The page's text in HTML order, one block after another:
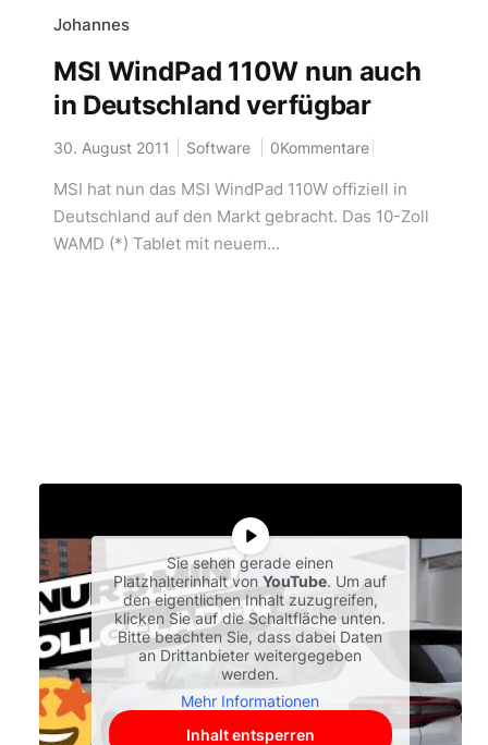
Johannes
MSI WindPad 110W nun auch
in Deutschland verfügbar
30. August 2011 Software 0Kommentare
MSI hat nun das MSI WindPad 110W offiziell in
Deutschland auf den Markt gebracht. Das 10-Zoll
WAMD (*) Tablet mit neuem...
Sie sehen gerade einen
Platzhalterinhalt vonYouTube. Um auf
den eigentlichen Inhalt zuzugreifen,
klicken Sie auf die Schaltfläche unten.
Bitte beachten Sie, dass dabei Daten
an Drittanbieter weitergegeben
werden.
Mehr Informationen
Inhalt entsperren